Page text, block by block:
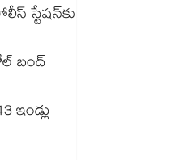
స్టేషన్⁪కు
బంద్
ఇండ్లు